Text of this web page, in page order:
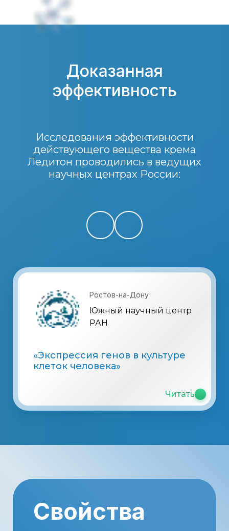
Доказанная
эффективность
Исследования эффективности
действующего вещества крема
Ледитон проводились в ведущих
научных центрах России:
Читать
Ростов-на-Дону
Южный научный центр
РАН
«Экспрессия генов в культуре
клеток человека»
Свойства